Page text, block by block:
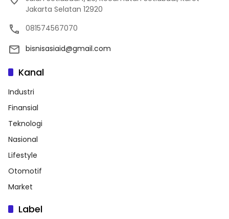
Jakarta Selatan 12920
081574567070
bisnisasiaid@gmail.com
Kanal
Industri
Finansial
Teknologi
Nasional
Lifestyle
Otomotif
Market
Label